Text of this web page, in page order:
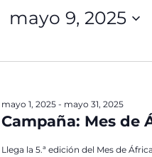
mayo 9, 2025
Campaña: Mes de
mayo 1, 2025- mayo 31, 2025
Llega la 5.ª edición del Mes de